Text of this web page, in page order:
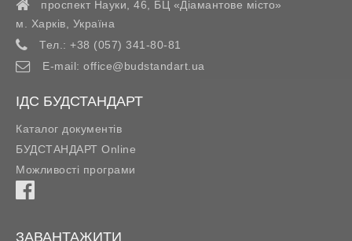
проспект Науки, 46, БЦ «Діамантове місто»
м. Харків
Україна
Тел.: +38 (057) 341-80-81
E-mail: office@budstandart.ua
ІДС БУДСТАНДАРТ
Каталог документів
БУДСТАНДАРТ Online
Можливості програми
ЗАВАНТАЖИТИ